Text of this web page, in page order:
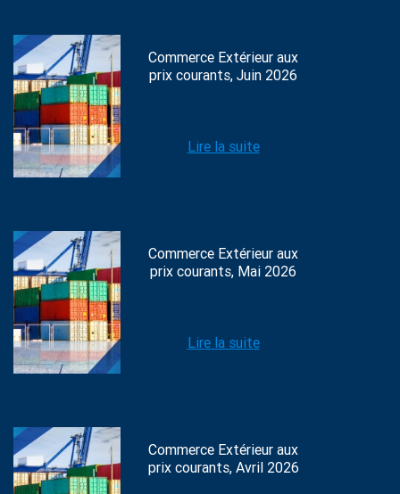
Commerce Extérieur aux
prix courants, Juin 2026
Lire la suite
Commerce Extérieur aux
prix courants, Mai 2026
Lire la suite
Commerce Extérieur aux
prix courants, Avril 2026